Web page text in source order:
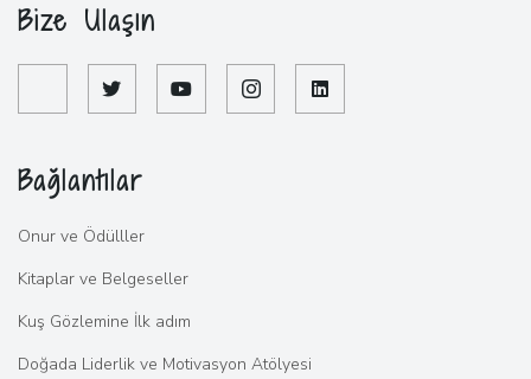
Bize Ulaşın
Bağlantılar
Onur ve Ödülller
Kitaplar ve Belgeseller
Kuş Gözlemine İlk adım
Doğada Liderlik ve Motivasyon Atölyesi